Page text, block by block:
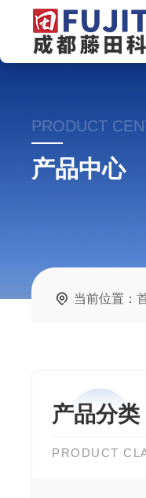
PRODUCT
产品中心
当前位置：
产品分类
PRODUCT